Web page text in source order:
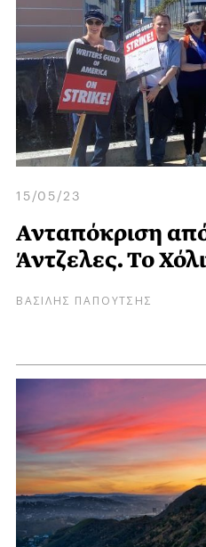
15/05/23
Ανταπόκριση
Άντζελες. Το
ΒΑΣΙΛΗΣ ΠΑΠΟΥΤΣΗΣ